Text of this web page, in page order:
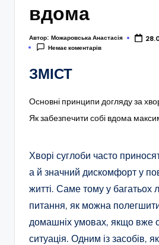
вдома
Автор: Можаровська Анастасія
Немає коментарів
ЗМІСТ
Основні принципи догляду за
Як забезпечити собі вдома
Хворі суглоби часто
а й значний дискомфорт у
житті. Саме тому у багатьох
питання, як можна
домашніх умовах, якщо вже
ситуація. Одним із засобів,